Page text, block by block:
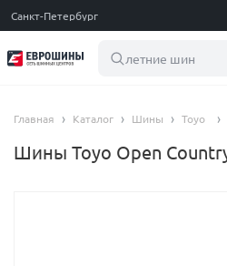
Санкт-Петербург
летние шины
Главная Каталог Шины Toyo
Шины Toyo Open